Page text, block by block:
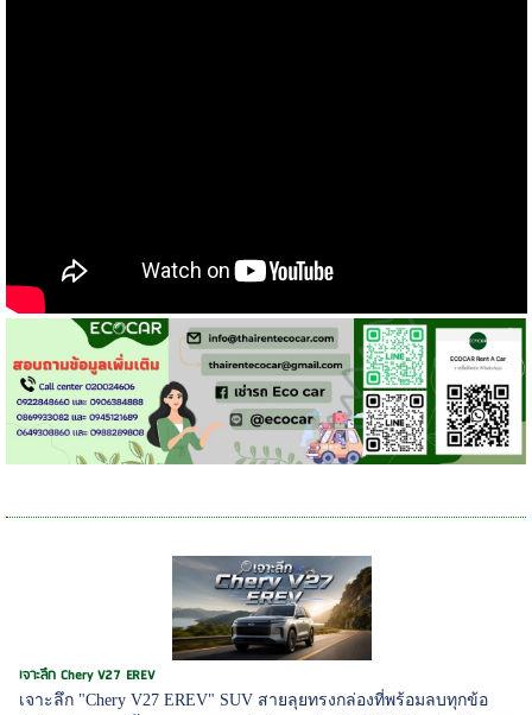
เจาะลึก Chery V27 EREV
เจาะลึก "Chery V27 EREV" SUV สายลุยทรงกล่องที่พร้อมลบทุกข้อ